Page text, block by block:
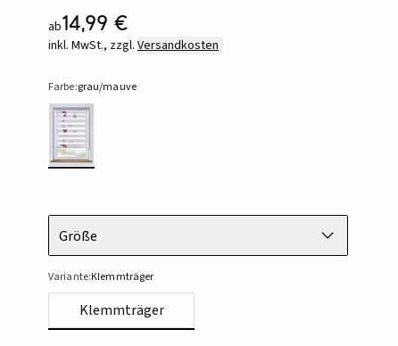
ab14,99 €
inkl. MwSt., zzgl. Versandkosten
Farbe:grau/mauve
Größe
Variante:Klemmträger
Klemmträger